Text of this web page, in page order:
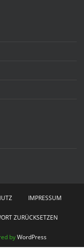
IMPRESSUM
ZURÜCKSETZEN
byWordPress